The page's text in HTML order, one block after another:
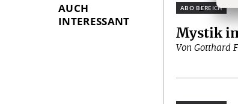
AUCH
INTERESSANT
Plus
Mystik
Von Gotthard